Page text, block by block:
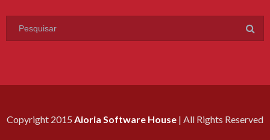
Copyright 2015 Aioria Software House | All Rights Reserved